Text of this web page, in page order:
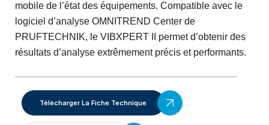
mobile de l’état des équipements. Compatible avec le
logiciel d’analyse OMNITREND Center de
PRUFTECHNIK, le VIBXPERT II permet d’obtenir des
résultats d’analyse extrêmement précis et performants.
Télécharger La Fiche Technique